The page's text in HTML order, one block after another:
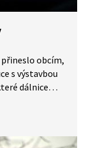
přineslo obcím,
s výstavbou
dálnice
hluková
viděly